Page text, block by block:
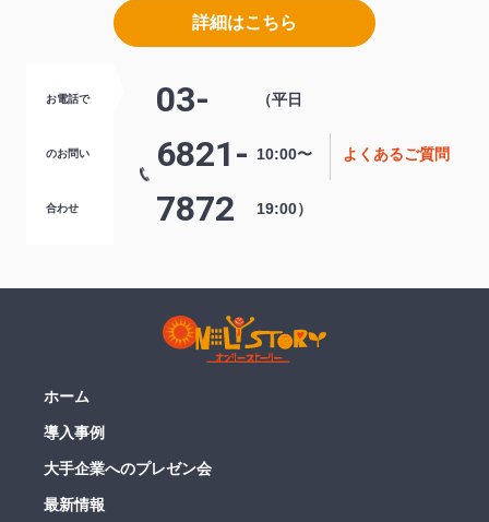
詳細はこちら
お電話で
のお問い
合わせ
03-
6821-
7872
（平日
10:00〜
19:00）
よくあるご質問
ホーム
導入事例
大手企業へのプレゼン会
最新情報